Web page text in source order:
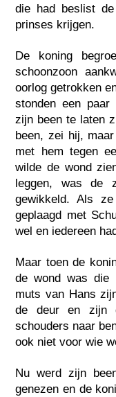
die had beslist
prinses krijgen.
De koning
schoonzoon
oorlog getrokken
stonden een
zijn been te laten
been, zei hij,
met hem tegen
wilde de wond
leggen, was de
gewikkeld. Als
geplaagd met
wel en iedereen
Maar toen de
de wond was die
muts van Hans
de deur en zijn
schouders naar
ook niet voor wie
Nu werd zijn
genezen en de